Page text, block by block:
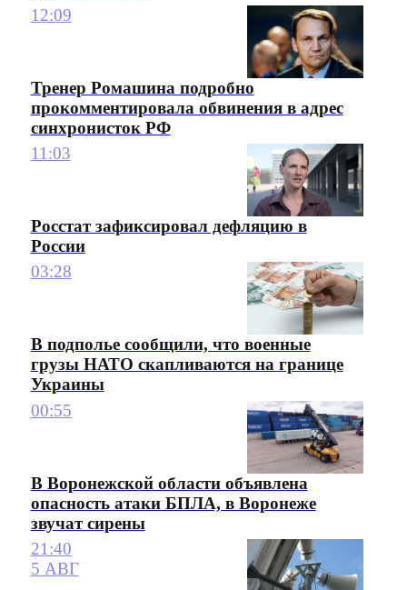
12:09
Тренер Ромашина подробно
прокомментировала обвинения в адрес
синхронисток РФ
11:03
Росстат зафиксировал дефляцию в
России
03:28
В подполье сообщили, что военные
грузы НАТО скапливаются на границе
Украины
00:55
В Воронежской области объявлена
опасность атаки БПЛА, в Воронеже
звучат сирены
21:40
5 АВГ